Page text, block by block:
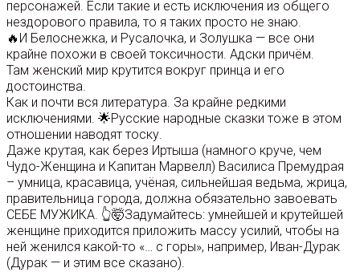
персонажей. Если такие и есть исключения из общего
нездорового правила, то я таких просто не знаю.
🔥И Белоснежка, и Русалочка, и Золушка — все они
крайне похожи в своей токсичности. Адски причём.
Там женский мир крутится вокруг принца и его
достоинства.
Как и почти вся литература. За крайне редкими
исключениями. 🌟Русские народные сказки тоже в этом
отношении наводят тоску.
Даже крутая, как берез Иртыша (намного круче, чем
Чудо-Женщина и Капитан Марвелл) Василиса Премудрая
– умница, красавица, учёная, сильнейшая ведьма, жрица,
правительница города, должна обязательно завоевать
СЕБЕ МУЖИКА. 👆🤯Задумайтесь: умнейшей и крутейшей
женщине приходится приложить массу усилий, чтобы на
ней женился какой-то «… с горы», например, Иван-Дурак
(Дурак — и этим все сказано).